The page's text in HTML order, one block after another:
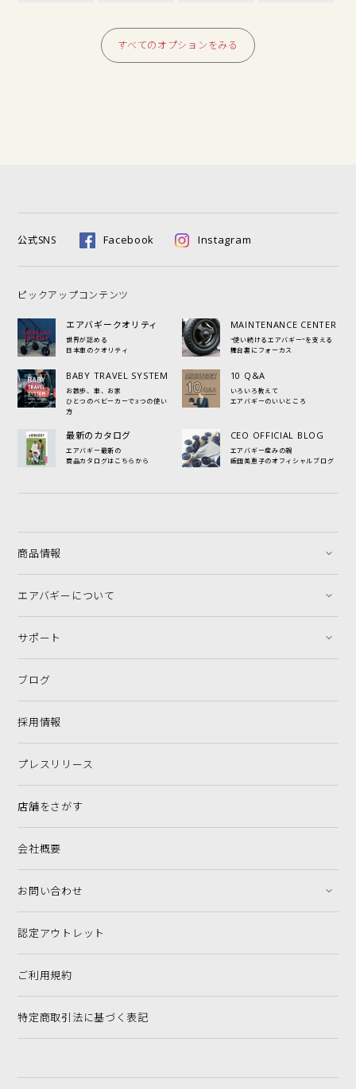
すべてのオプションをみる
公式SNS Facebook Instagram
ピックアップコンテンツ
エアバギークオリティ
世界が認める
日本車のクオリティ
MAINTENANCE CENTER
"使い続けるエアバギー"を支える
舞台裏にフォーカス
BABY TRAVEL SYSTEM
お散歩、車、お家
ひとつのベビーカーで3つの使い
方
10 Q&A
いろいろ教えて
エアバギーのいいところ
最新のカタログ
エアバギー最新の
商品カタログはこちらから
CEO OFFICIAL BLOG
エアバギー産みの親
飯田美恵子のオフィシャルブログ
商品情報
エアバギーについて
サポート
ブログ
採用情報
プレスリリース
店舗をさがす
会社概要
お問い合わせ
認定アウトレット
ご利用規約
特定商取引法に基づく表記